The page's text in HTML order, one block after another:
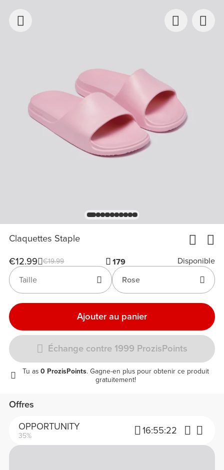
Claquettes Staple
€12.99 €19.99 179
Disponible
Rose
Taille
Ajouter au panier
Échange contre 1999 ProzisPoints
Tu as0 ProzisPoints. Gagne-en plus pour obtenir ce produit
gratuitement!
Offres
OPPORTUNITY
35% 16:55:22